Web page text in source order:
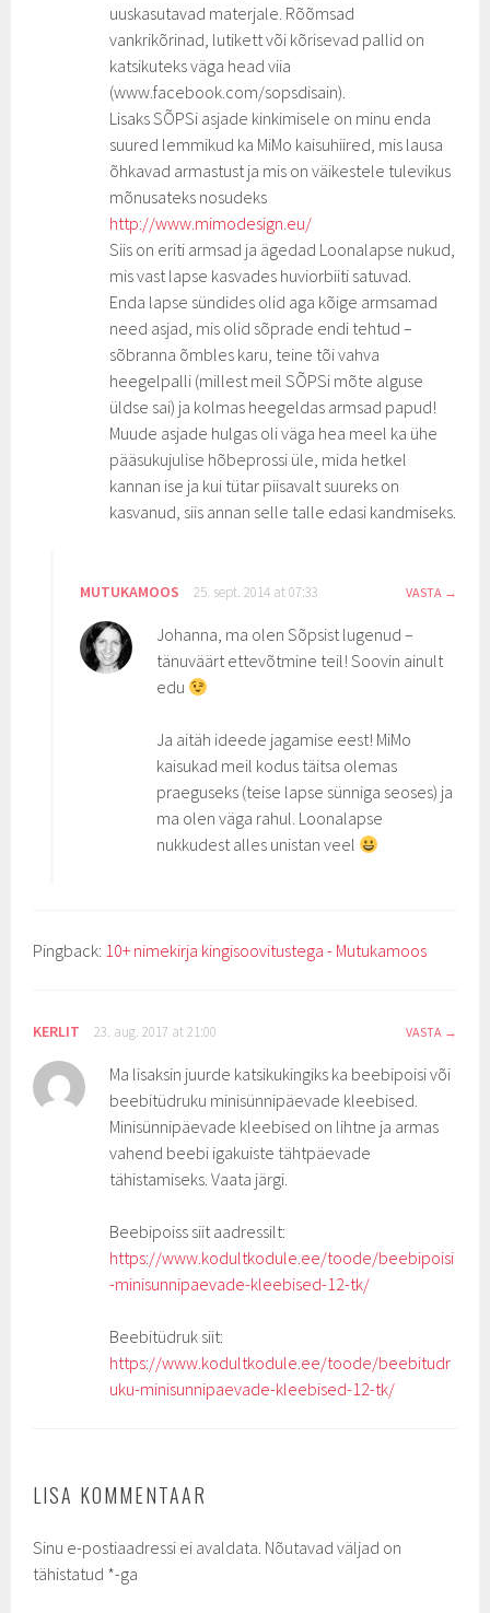
uuskasutavad materjale. Rõõmsad
vankrikõrinad, lutikett või kõrisevad pallid on
katsikuteks väga head viia
(www.facebook.com/sopsdisain).
Lisaks SÕPSi asjade kinkimisele on minu enda
suured lemmikud ka MiMo kaisuhiired, mis lausa
õhkavad armastust ja mis on väikestele tulevikus
mõnusateks nosudeks
http://www.mimodesign.eu/
Siis on eriti armsad ja ägedad Loonalapse nukud,
mis vast lapse kasvades huviorbiiti satuvad.
Enda lapse sündides olid aga kõige armsamad
need asjad, mis olid sõprade endi tehtud –
sõbranna õmbles karu, teine tõi vahva
heegelpalli (millest meil SÕPSi mõte alguse
üldse sai) ja kolmas heegeldas armsad papud!
Muude asjade hulgas oli väga hea meel ka ühe
pääsukujulise hõbeprossi üle, mida hetkel
kannan ise ja kui tütar piisavalt suureks on
kasvanud, siis annan selle talle edasi kandmiseks.
MUTUKAMOOS 25. sept. 2014 at 07:33 VASTA
Johanna, ma olen Sõpsist lugenud –
tänuväärt ettevõtmine teil! Soovin ainult
edu
Ja aitäh ideede jagamise eest! MiMo
kaisukad meil kodus täitsa olemas
praeguseks (teise lapse sünniga seoses) ja
ma olen väga rahul. Loonalapse
nukkudest alles unistan veel
Pingback: 10+ nimekirja kingisoovitustega - Mutukamoos
KERLIT 23. aug. 2017 at 21:00 VASTA
Ma lisaksin juurde katsikukingiks ka beebipoisi või
beebitüdruku minisünnipäevade kleebised.
Minisünnipäevade kleebised on lihtne ja armas
vahend beebi igakuiste tähtpäevade
tähistamiseks. Vaata järgi.
Beebipoiss siit aadressilt:
https://www.kodultkodule.ee/toode/beebipoisi
-minisunnipaevade-kleebised-12-tk/
Beebitüdruk siit:
https://www.kodultkodule.ee/toode/beebitudr
uku-minisunnipaevade-kleebised-12-tk/
LISA KOMMENTAAR
Sinu e-postiaadressi ei avaldata. Nõutavad väljad on
tähistatud *-ga